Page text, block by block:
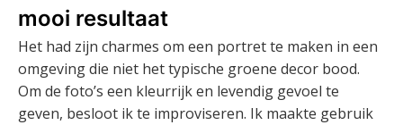
mooi resultaat
Het had zijn charmes om een portret te maken in een
omgeving die niet het typische groene decor bood.
Om de foto’s een kleurrijk en levendig gevoel te
geven, besloot ik te improviseren. Ik maakte gebruik